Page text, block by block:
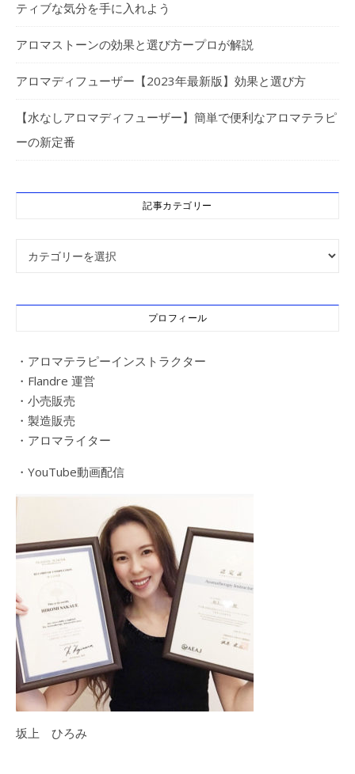
ティブな気分を手に入れよう
アロマストーンの効果と選び方ープロが解説
アロマディフューザー【2023年最新版】効果と選び方
【水なしアロマディフューザー】簡単で便利なアロマテラピ
ーの新定番
記事カテゴリー
記事カテゴリー
プロフィール
・アロマテラピーインストラクター
・Flandre 運営
・小売販売
・製造販売
・アロマライター
・YouTube動画配信
坂上 ひろみ